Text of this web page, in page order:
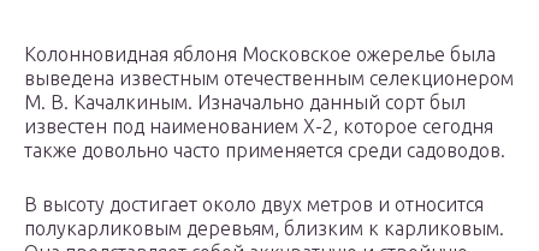
Колонновидная яблоня Московское ожерелье была
выведена известным отечественным селекционером
М. В. Качалкиным. Изначально данный сорт был
известен под наименованием X-2, которое сегодня
также довольно часто применяется среди садоводов.
В высоту достигает около двух метров и относится
полукарликовым деревьям, близким к карликовым.